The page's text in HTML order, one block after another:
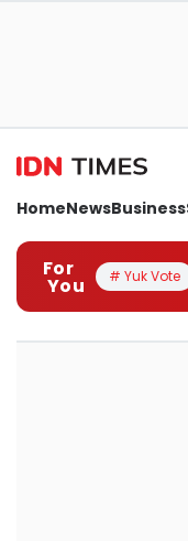
HomeNewsBusiness
For
You # Yuk Vote